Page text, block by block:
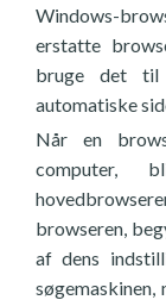
Windows-
erstatte
bruge det til
automatiske
Når en
computer,
browseren,
af dens